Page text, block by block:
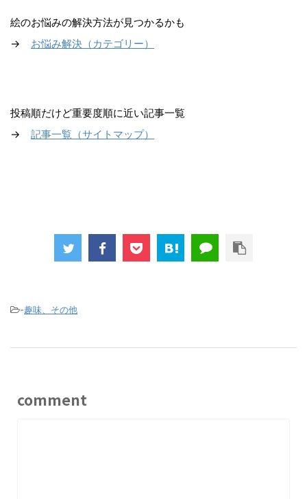
絵のお悩みの解決方法が見つかるかも
→ お悩み解決（カテゴリー）
投稿順だけど重要度順に近い記事一覧
→ 記事一覧（サイトマップ）
-趣味、その他
comment